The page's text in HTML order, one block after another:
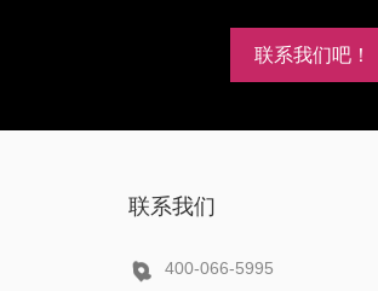
联系我们吧！
联系我们
400-066-5995